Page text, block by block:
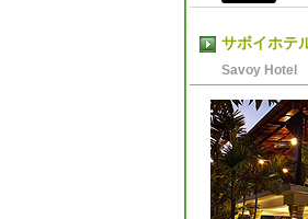
サボイホテ
Savoy Hotel